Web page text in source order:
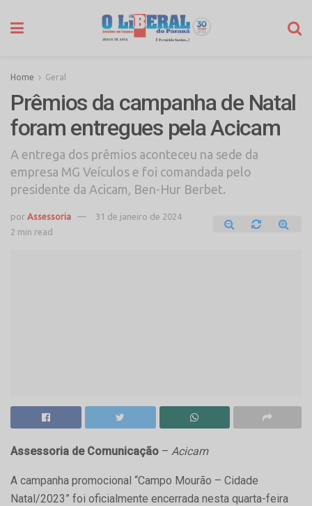
Home Geral
Prêmios da campanha de Natal
foram entregues pela Acicam
A entrega dos prêmios aconteceu na sede da
empresa MG Veículos e foi comandada pelo
presidente da Acicam, Ben-Hur Berbet.
por Assessoria
31 de janeiro de 2024
2 min read
Assessoria de Comunicação – Acicam
A campanha promocional “Campo Mourão – Cidade
Natal/2023” foi oficialmente encerrada nesta quarta-feira